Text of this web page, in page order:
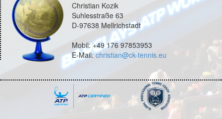
Christian Kozik
Suhlesstraße 63
D-97638 Mellrichstadt
Mobil: +49 176 97853953
E-Mail:christian@ck-tennis.eu